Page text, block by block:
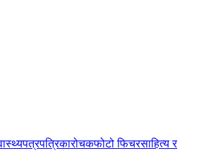
पत्रपत्रिकारोचकफोटो फिचरसाहित्य र